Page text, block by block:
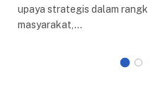
upaya strategis dalam
masyarakat,…